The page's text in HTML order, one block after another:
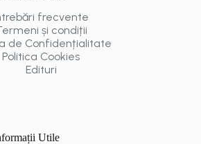
frecvente
și condiții
de Confidențialitate
Politica Cookies
Edituri
Utile